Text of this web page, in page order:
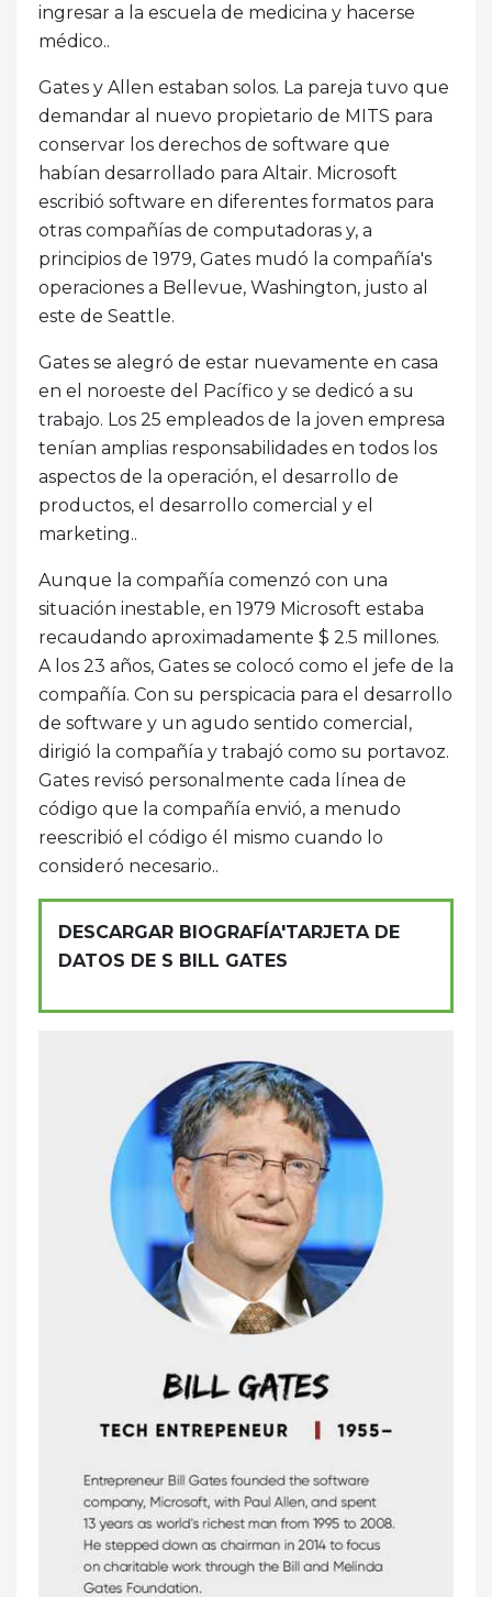
ingresar a la escuela de medicina y hacerse
médico..
Gates y Allen estaban solos. La pareja tuvo que
demandar al nuevo propietario de MITS para
conservar los derechos de software que
habían desarrollado para Altair. Microsoft
escribió software en diferentes formatos para
otras compañías de computadoras y, a
principios de 1979, Gates mudó la compañía's
operaciones a Bellevue, Washington, justo al
este de Seattle.
Gates se alegró de estar nuevamente en casa
en el noroeste del Pacífico y se dedicó a su
trabajo. Los 25 empleados de la joven empresa
tenían amplias responsabilidades en todos los
aspectos de la operación, el desarrollo de
productos, el desarrollo comercial y el
marketing..
Aunque la compañía comenzó con una
situación inestable, en 1979 Microsoft estaba
recaudando aproximadamente $ 2.5 millones.
A los 23 años, Gates se colocó como el jefe de la
compañía. Con su perspicacia para el desarrollo
de software y un agudo sentido comercial,
dirigió la compañía y trabajó como su portavoz.
Gates revisó personalmente cada línea de
código que la compañía envió, a menudo
reescribió el código él mismo cuando lo
consideró necesario..
DESCARGAR BIOGRAFÍA'TARJETA DE
DATOS DE S BILL GATES